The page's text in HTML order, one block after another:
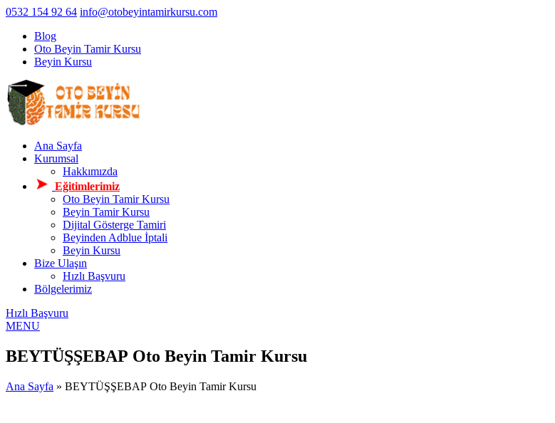
0532 154 92 64 info@otobeyintamirkursu.com
Blog
Oto Beyin Tamir Kursu
Beyin Kursu
Ana Sayfa
Kurumsal
Hakkımızda
Eğitimlerimiz
Oto Beyin Tamir Kursu
Beyin Tamir Kursu
Dijital Gösterge Tamiri
Beyinden Adblue İptali
Beyin Kursu
Bize Ulaşın
Hızlı Başvuru
Bölgelerimiz
Hızlı Başvuru
MENU
BEYTÜŞŞEBAP Oto Beyin Tamir Kursu
Ana Sayfa » BEYTÜŞŞEBAP Oto Beyin Tamir Kursu